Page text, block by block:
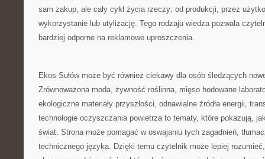
sam zakup, ale cały cykl życia rzeczy: od produkcji, przez
wykorzystanie lub utylizację. Tego rodzaju wiedza pozwala
bardziej odporne na reklamowe uproszczenia.
Ekos-Sułów może być również ciekawy dla osób śledzących
Zrównoważona moda, żywność roślinna, mięso hodowane
ekologiczne materiały przyszłości, odnawialne źródła energii,
technologie oczyszczania powietrza to tematy, które pokazują,
świat. Strona może pomagać w oswajaniu tych zagadnień,
technicznego języka. Dzięki temu czytelnik może lepiej